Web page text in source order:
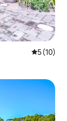
औसत रेटिंग
5 (10)